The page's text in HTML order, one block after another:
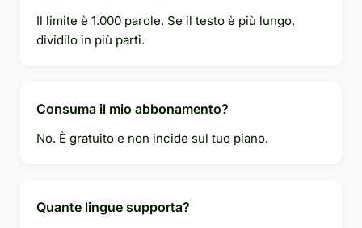
Il limite è 1.000 parole. Se il testo è più lungo,
dividilo in più parti.
Consuma il mio abbonamento?
No. È gratuito e non incide sul tuo piano.
Quante lingue supporta?